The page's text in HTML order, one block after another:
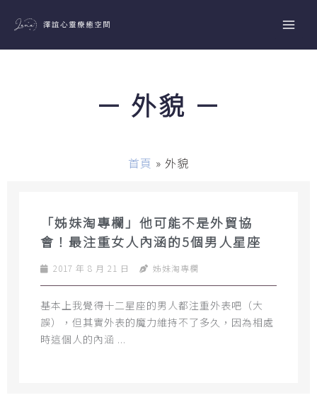
主
－ 外貌 －
首頁 » 外貌
「姊妹淘專欄」他可能不是外貿協
會！最注重女人內涵的5個男人星座
2017 年 8 月 21 日 姊妹淘專欄
基本上我覺得十二星座的男人都注重外表吧（大
誤），但其實外表的魔力維持不了多久，因為相處
時這個人的內涵 ...